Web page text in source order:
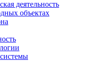
деятельность
объектах